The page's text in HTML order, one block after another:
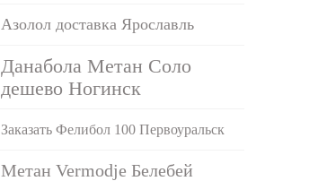
Азолол доставка Ярославль
Данабола Метан Соло
дешево Ногинск
Заказать Фелибол 100 Первоуральск
Метан Vermodje Белебей